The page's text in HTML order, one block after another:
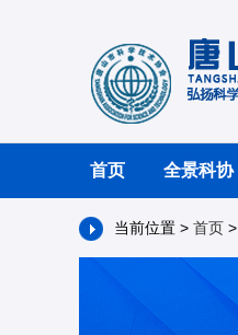
首页 全景科协
当前位置 > 首页 >